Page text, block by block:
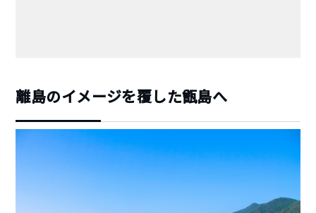
離島のイメージを覆した甑島へ